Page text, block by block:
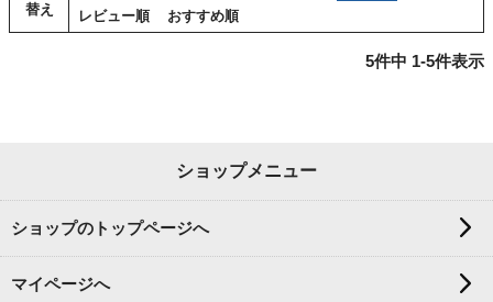
替え
レビュー順
おすすめ順
5件中 1-5件表示
ショップメニュー
ショップのトップページへ
マイページへ